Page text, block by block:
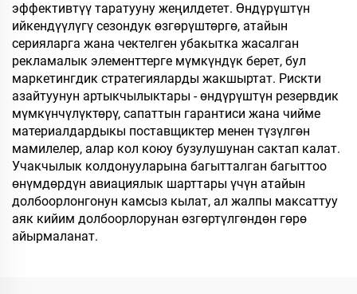
эффективтүү таратууну жеңилдетет. Өндүрүштүн
ийкендүүлүгү сезондук өзгөрүштөргө, атайын
серияларга жана чектелген убакытка жасалган
рекламалык элементтерге мүмкүндүк берет, бул
маркетингдик стратегияларды жакшыртат. Рискти
азайтуунун артыкчылыктары - өндүрүштүн резервдик
мүмкүнчүлүктөрү, сапаттын гарантиси жана чийме
материалдардыкы поставщиктер менен түзүлгөн
мамилелер, алар кол коюу бузулушунан сактап калат.
Учакчылык колдонууларына багытталган багыттоо
өнүмдөрдүн авиациялык шарттары үчүн атайын
долбоорлонгонун камсыз кылат, ал жалпы максаттуу
аяк кийим долбоорлорунан өзгөртүлгөндөн гөрө
айырмаланат.